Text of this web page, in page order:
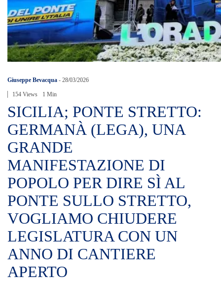
Giuseppe Bevacqua - 28/03/2026
154 Views 1 Min
SICILIA; PONTE STRETTO:
GERMANÀ (LEGA), UNA
GRANDE
MANIFESTAZIONE DI
POPOLO PER DIRE SÌ AL
PONTE SULLO STRETTO,
VOGLIAMO CHIUDERE
LEGISLATURA CON UN
ANNO DI CANTIERE
APERTO